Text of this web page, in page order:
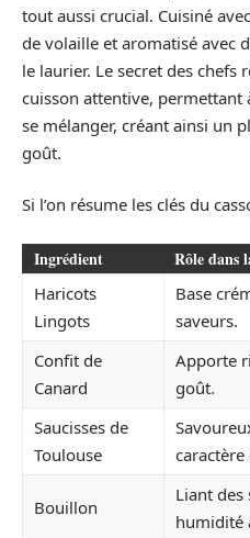
tout aussi crucial. Cuisiné
de volaille et aromatisé avec
le laurier. Le secret des chefs
cuisson attentive, permettant
se mélanger, créant ainsi un
goût.
Si l’on résume les clés du
Ingrédient Rôle dans
Haricots
Lingots
Base
saveurs.
Confit de
Canard
Apporte
goût.
Saucisses de
Toulouse
Bouillon
Liant des
humidité